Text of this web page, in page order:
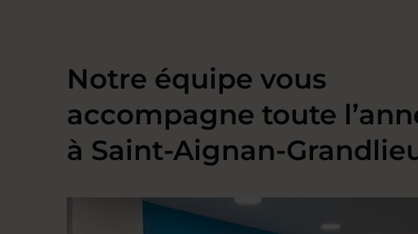
Notre équipe vous
accompagne toute
à Saint-Aignan-